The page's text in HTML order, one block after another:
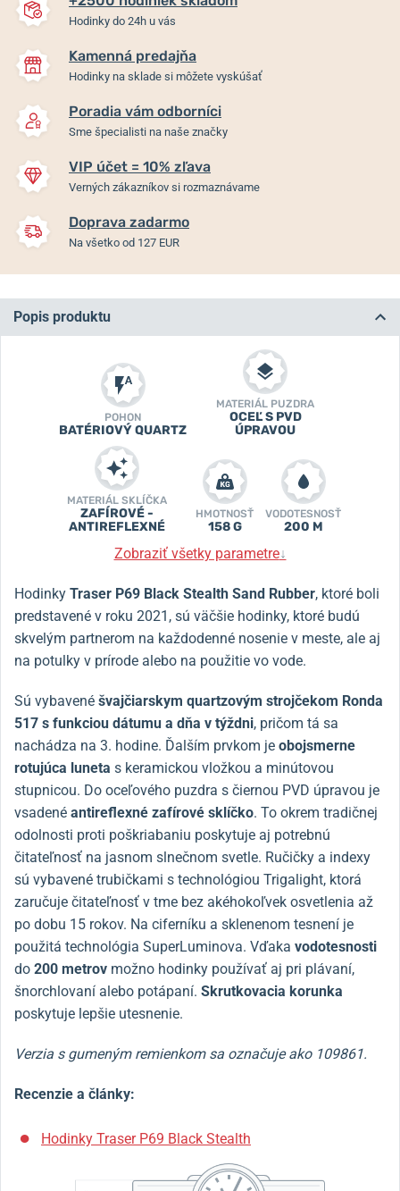
Hodinky do 24h u vás
Kamenná predajňa
Hodinky na sklade si môžete vyskúšať
Poradia vám odborníci
Sme špecialisti na naše značky
VIP účet = 10% zľava
Verných zákazníkov si rozmaznávame
Doprava zadarmo
Na všetko od 127 EUR
Popis produktu
POHON
BATÉRIOVÝ QUARTZ
MATERIÁL PUZDRA
OCEĽ S PVD
ÚPRAVOU
MATERIÁL SKLÍČKA
ZAFÍROVÉ -
ANTIREFLEXNÉ
HMOTNOSŤ
158 G
VODOTESNOSŤ
200 M
Zobraziť všetky parametre↓
Hodinky Traser P69 Black Stealth Sand Rubber, ktoré boli
predstavené v roku 2021, sú väčšie hodinky, ktoré budú
skvelým partnerom na každodenné nosenie v meste, ale aj
na potulky v prírode alebo na použitie vo vode.
Sú vybavené švajčiarskym quartzovým strojčekom Ronda
517 s funkciou dátumu a dňa v týždni, pričom tá sa
nachádza na 3. hodine. Ďalším prvkom je obojsmerne
rotujúca luneta s keramickou vložkou a minútovou
stupnicou. Do oceľového puzdra s čiernou PVD úpravou je
vsadené antireflexné zafírové sklíčko. To okrem tradičnej
odolnosti proti poškriabaniu poskytuje aj potrebnú
čitateľnosť na jasnom slnečnom svetle. Ručičky a indexy
sú vybavené trubičkami s technológiou Trigalight, ktorá
zaručuje čitateľnosť v tme bez akéhokoľvek osvetlenia až
po dobu 15 rokov. Na ciferníku a sklenenom tesnení je
použitá technológia SuperLuminova. Vďaka vodotesnosti
do 200 metrov možno hodinky používať aj pri plávaní,
šnorchlovaní alebo potápaní. Skrutkovacia korunka
poskytuje lepšie utesnenie.
Verzia s gumeným remienkom sa označuje ako 109861.
Recenzie a články:
Hodinky Traser P69 Black Stealth